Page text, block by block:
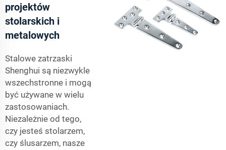
projektów
stolarskich i
metalowych
Stalowe zatrzaski
Shenghui są niezwykle
wszechstronne i mogą
być używane w wielu
zastosowaniach.
Niezależnie od tego,
czy jesteś stolarzem,
czy ślusarzem, nasze